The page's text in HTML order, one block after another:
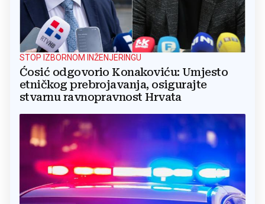
STOP IZBORNOM INŽENJERINGU
Ćosić odgovorio Konakoviću: Umjesto
etničkog prebrojavanja, osigurajte
stvarnu ravnopravnost Hrvata